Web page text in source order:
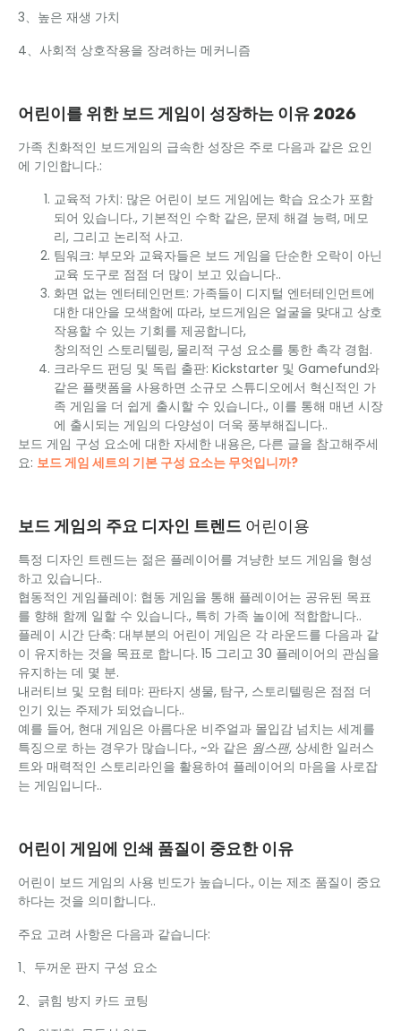
3、높은 재생 가치
4、사회적 상호작용을 장려하는 메커니즘
어린이를 위한 보드 게임이 성장하는 이유 2026
가족 친화적인 보드게임의 급속한 성장은 주로 다음과 같은 요인
에 기인합니다.:
교육적 가치: 많은 어린이 보드 게임에는 학습 요소가 포함
되어 있습니다., 기본적인 수학 같은, 문제 해결 능력, 메모
리, 그리고 논리적 사고.
팀워크: 부모와 교육자들은 보드 게임을 단순한 오락이 아닌
교육 도구로 점점 더 많이 보고 있습니다..
화면 없는 엔터테인먼트: 가족들이 디지털 엔터테인먼트에
대한 대안을 모색함에 따라, 보드게임은 얼굴을 맞대고 상호
작용할 수 있는 기회를 제공합니다,
창의적인 스토리텔링, 물리적 구성 요소를 통한 촉각 경험.
크라우드 펀딩 및 독립 출판: Kickstarter 및 Gamefund와
같은 플랫폼을 사용하면 소규모 스튜디오에서 혁신적인 가
족 게임을 더 쉽게 출시할 수 있습니다., 이를 통해 매년 시장
에 출시되는 게임의 다양성이 더욱 풍부해집니다..
보드 게임 구성 요소에 대한 자세한 내용은, 다른 글을 참고해주세
요: 보드 게임 세트의 기본 구성 요소는 무엇입니까?
보드 게임의 주요 디자인 트렌드 어린이용
특정 디자인 트렌드는 젊은 플레이어를 겨냥한 보드 게임을 형성
하고 있습니다..
협동적인 게임플레이: 협동 게임을 통해 플레이어는 공유된 목표
를 향해 함께 일할 수 있습니다., 특히 가족 놀이에 적합합니다..
플레이 시간 단축: 대부분의 어린이 게임은 각 라운드를 다음과 같
이 유지하는 것을 목표로 합니다. 15 그리고 30 플레이어의 관심을
유지하는 데 몇 분.
내러티브 및 모험 테마: 판타지 생물, 탐구, 스토리텔링은 점점 더
인기 있는 주제가 되었습니다..
예를 들어, 현대 게임은 아름다운 비주얼과 몰입감 넘치는 세계를
특징으로 하는 경우가 많습니다., ~와 같은 웜스팬, 상세한 일러스
트와 매력적인 스토리라인을 활용하여 플레이어의 마음을 사로잡
는 게임입니다..
어린이 게임에 인쇄 품질이 중요한 이유
어린이 보드 게임의 사용 빈도가 높습니다., 이는 제조 품질이 중요
하다는 것을 의미합니다..
주요 고려 사항은 다음과 같습니다:
1、두꺼운 판지 구성 요소
2、긁힘 방지 카드 코팅